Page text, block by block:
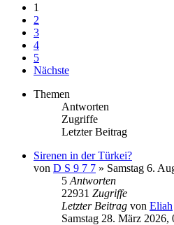
1
2
3
4
5
Nächste
Themen
Antworten
Zugriffe
Letzter Beitrag
Sirenen in der Türkei?
von D S 9 7 7 » Samstag 6.
5 Antworten
22931 Zugriffe
Letzter Beitrag von Eliah
Samstag 28. März 2026,